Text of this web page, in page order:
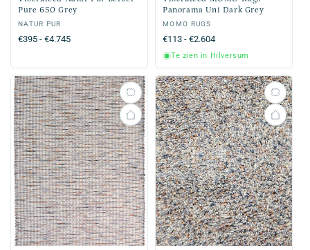
Pure 650 Grey
Verkoper:
NATUR PUR
Normale
€395 - €4.745
Panorama Uni Dark Grey
Verkoper:
MOMO RUGS
Normale
prijs
€113 - €2.604
Te zien in Hilversum